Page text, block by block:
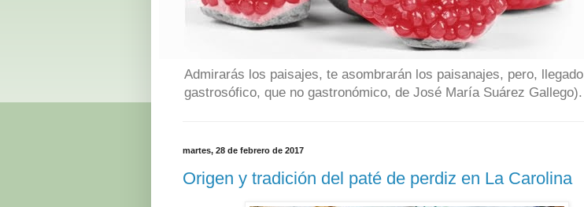
Admirarás los paisajes, te asombrarán los paisanajes, pero,
gastrosófico, que no gastronómico, de José María Suárez Gallego).
martes, 28 de febrero de 2017
Origen y tradición del paté de perdiz en La Carolina